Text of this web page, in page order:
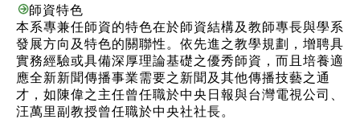
師資特色
本系專兼任師資的特色在於師資結構及教師專長與學系
發展方向及特色的關聯性。依先進之教學規劃，增聘具
實務經驗或具備深厚理論基礎之優秀師資，而且培養適
應全新新聞傳播事業需要之新聞及其他傳播技藝之通
才，如陳偉之主任曾任職於中央日報與台灣電視公司、
汪萬里副教授曾任職於中央社社長。